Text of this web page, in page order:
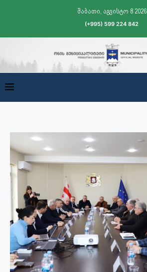
შაბათი, აგვისტო 8 2026
(+995) 599 224 842